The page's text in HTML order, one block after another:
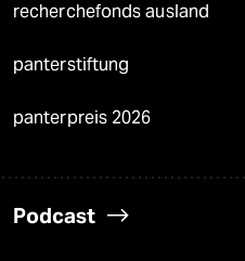
recherchefonds ausland
panterstiftung
panterpreis 2026
Podcast